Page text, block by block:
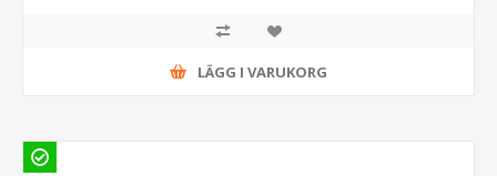
LÄGG I VARUKORG